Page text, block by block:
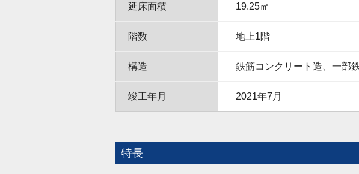
延床面積 19.25㎡
階数 地上1階
構造 鉄筋コンクリート造、一部
竣工年月 2021年7月
特長